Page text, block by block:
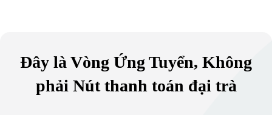
Đây là Vòng Ứng Tuyển, Không
phải Nút thanh toán đại trà